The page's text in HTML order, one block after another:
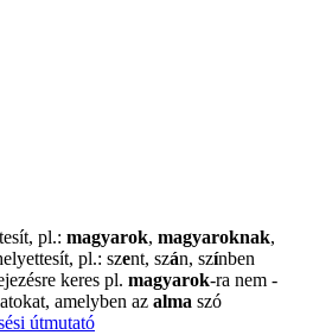
pl.: magyarok, magyaroknak,
pl.: szent, szán, színben
keres pl. magyarok-ra nem -
amelyben az alma szó
útmutató